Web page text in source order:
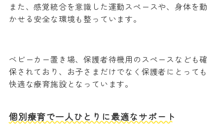
また、感覚統合を意識した運動スペースや、身体を動
かせる安全な環境も整っています。
ベビーカー置き場、保護者待機用のスペースなども確
保されており、お子さまだけでなく保護者にとっても
快適な療育施設となっています。
個別療育で一人ひとりに最適なサポート